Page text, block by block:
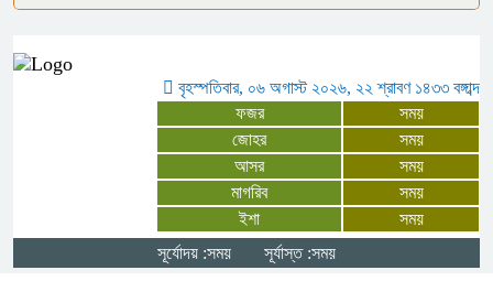
কুষ্টিয়ায় ৬ হাজার পিস ইয়াবাসহ বাসের
সুপারভাইজার আটক
তরুণ উদ্ভাবকরাই বাংলাদেশের ভবিষ্যৎ :
প্রধানমন্ত্রী
বৃহস্পতিবার, ০৬ অগাস্ট ২০২৬, ২২ শ্রাবণ ১৪৩৩ বঙ্গাব্দ
ফজর
সময়
জোহর
সময়
আসর
সময়
মাগরিব
সময়
ইশা
সময়
সূর্যোদয় :সময়
সূর্যাস্ত :সময়